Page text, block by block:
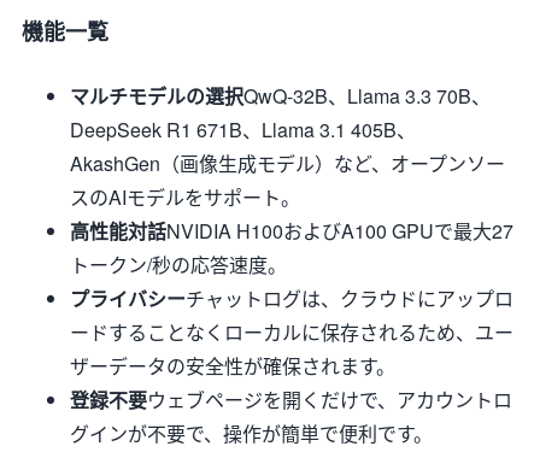
機能一覧
マルチモデルの選択QwQ-32B、Llama 3.3 70B、
DeepSeek R1 671B、Llama 3.1 405B、
AkashGen（画像生成モデル）など、オープンソー
スのAIモデルをサポート。
高性能対話NVIDIA H100およびA100 GPUで最大27
トークン/秒の応答速度。
プライバシーチャットログは、クラウドにアップロ
ードすることなくローカルに保存されるため、ユー
ザーデータの安全性が確保されます。
登録不要ウェブページを開くだけで、アカウントロ
グインが不要で、操作が簡単で便利です。